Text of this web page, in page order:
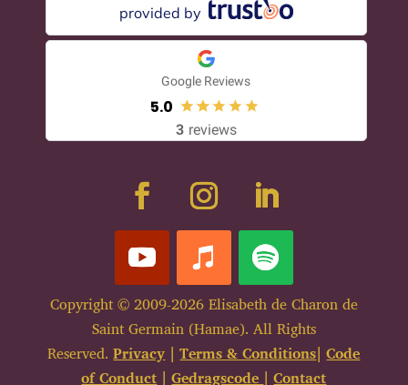
provided by
Google Reviews
5.0
3 reviews
Copyright © 2009-2026 Elisabeth de Charon de
Saint Germain (Hamae). All Rights
Reserved. Privacy |Terms & Conditions|Code
of Conduct |Gedragscode |Contact